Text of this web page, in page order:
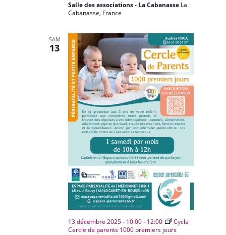
Salle des associations - La Cabanasse La
Cabanasse, France
SAM
13
13 décembre 2025 - 10:00- 12:00
Cycle
Cercle de parents 1000 premiers jours